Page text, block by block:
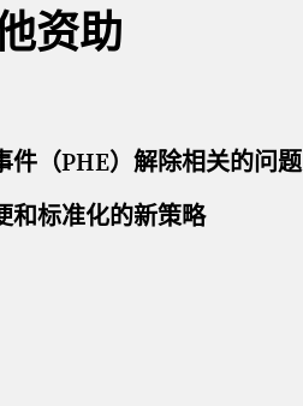
资助
件（PHE）解除相关的问题
和标准化的新策略